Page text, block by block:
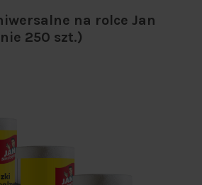
na rolce Jan
250 szt.)